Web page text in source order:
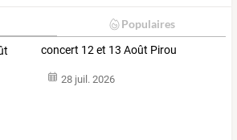
Populaires
concert 12 et 13 Août Pirou
28 juil. 2026